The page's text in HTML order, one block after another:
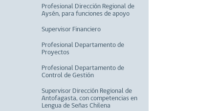
Profesional Dirección Regional de
Aysén, para funciones de apoyo
Supervisor Financiero
Profesional Departamento de
Proyectos
Profesional Departamento de
Control de Gestión
Supervisor Dirección Regional de
Antofagasta, con competencias en
Lengua de Señas Chilena